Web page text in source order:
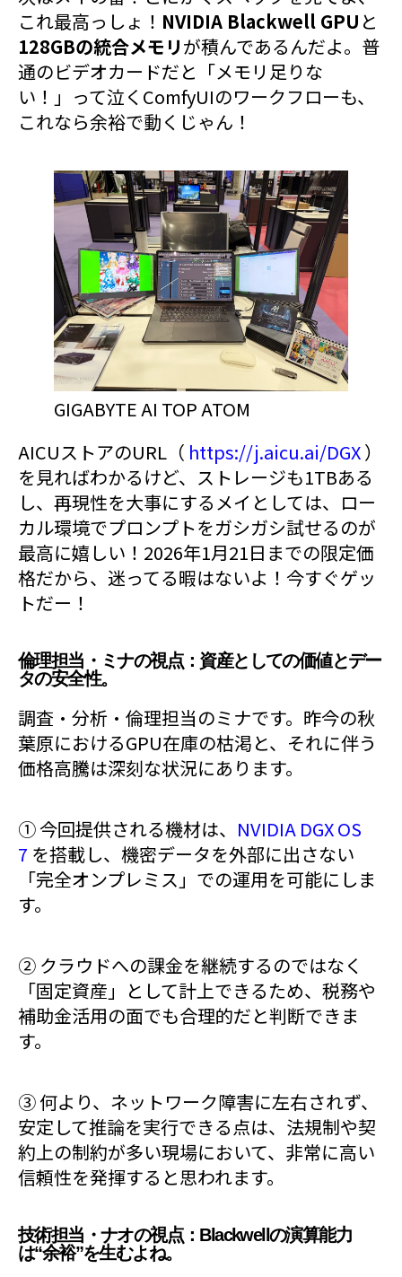
これ最高っしょ！ NVIDIA Blackwell GPU と
128GBの統合メモリが積んであるんだよ。普
通のビデオカードだと「メモリ足りな
い！」って泣くComfyUIのワークフローも、
これなら余裕で動くじゃん！
GIGABYTE AI TOP ATOM
AICUストアのURL（ https://j.aicu.ai/DGX）
を見ればわかるけど、ストレージも1TBある
し、再現性を大事にするメイとしては、ロー
カル環境でプロンプトをガシガシ試せるのが
最高に嬉しい！2026年1月21日までの限定価
格だから、迷ってる暇はないよ！今すぐゲッ
トだー！
倫理担当・ミナの視点：資産としての価値とデー
タの安全性。
調査・分析・倫理担当のミナです。昨今の秋
葉原におけるGPU在庫の枯渇と、それに伴う
価格高騰は深刻な状況にあります。
① 今回提供される機材は、 NVIDIA DGX OS
7 を搭載し、機密データを外部に出さない
「完全オンプレミス」での運用を可能にしま
す。
② クラウドへの課金を継続するのではなく
「固定資産」として計上できるため、税務や
補助金活用の面でも合理的だと判断できま
す。
③ 何より、ネットワーク障害に左右されず、
安定して推論を実行できる点は、法規制や契
約上の制約が多い現場において、非常に高い
信頼性を発揮すると思われます。
技術担当・ナオの視点：Blackwellの演算能力
は“余裕”を生むよね。